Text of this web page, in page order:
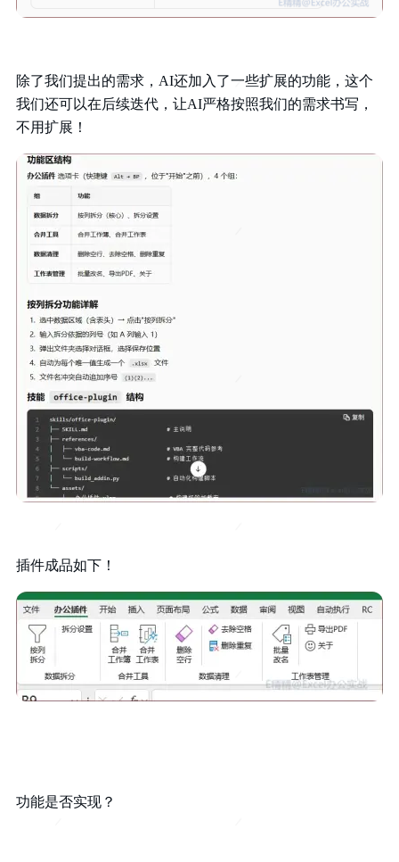
除了我们提出的需求，AI还加入了一些扩展的功能，这个
我们还可以在后续迭代，让AI严格按照我们的需求书写，
不用扩展！
插件成品如下！
功能是否实现？